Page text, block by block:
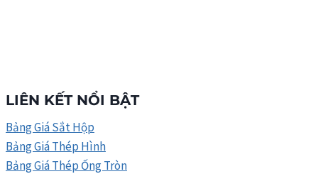
LIÊN KẾT NỔI BẬT
Bảng Giá Sắt Hộp
Bảng Giá Thép Hình
Bảng Giá Thép Ống Tròn